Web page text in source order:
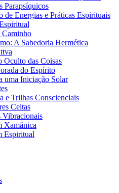
Parapsíquicos
de Energias e Práticas Espirituais
A Sabedoria Hermética
Oculto das Coisas
do Espírito
uma Iniciação Solar
e Trilhas Conscienciais
Celtas
Vibracionais
Xamânica
Espiritual